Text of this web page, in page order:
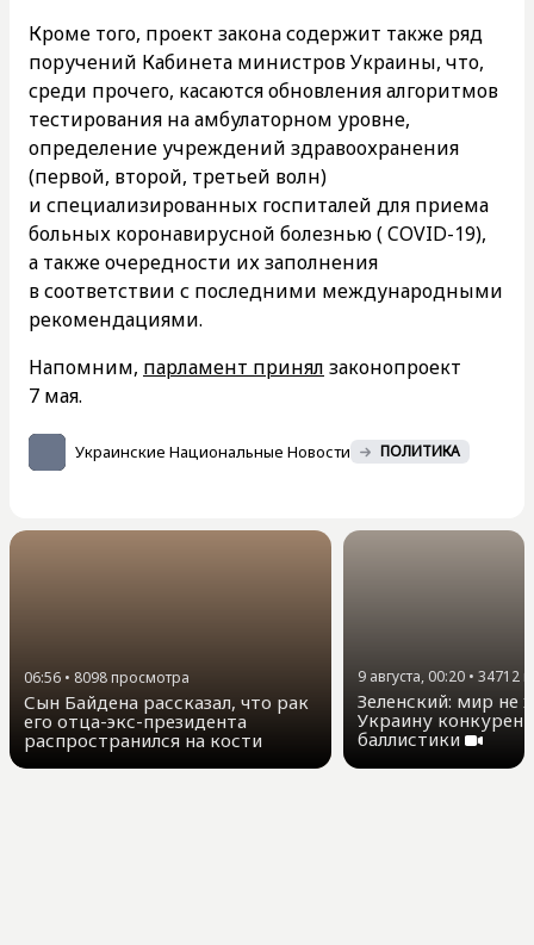
Кроме того, проект закона содержит также ряд
поручений Кабинета министров Украины, что,
среди прочего, касаются обновления алгоритмов
тестирования на амбулаторном уровне,
определение учреждений здравоохранения
(первой, второй, третьей волн)
и специализированных госпиталей для приема
больных коронавирусной болезнью ( COVID-19),
а также очередности их заполнения
в соответствии с последними международными
рекомендациями.
Напомним, парламент принял законопроект
7 мая.
Украинские Национальные Новости ПОЛИТИКА
06:56 • 8098просмотра
Сын Байдена рассказал, что рак
его отца-экс-президента
распространился на кости
9 августа, 00:20 • 34712
Зеленский: мир не
Украину
баллистики